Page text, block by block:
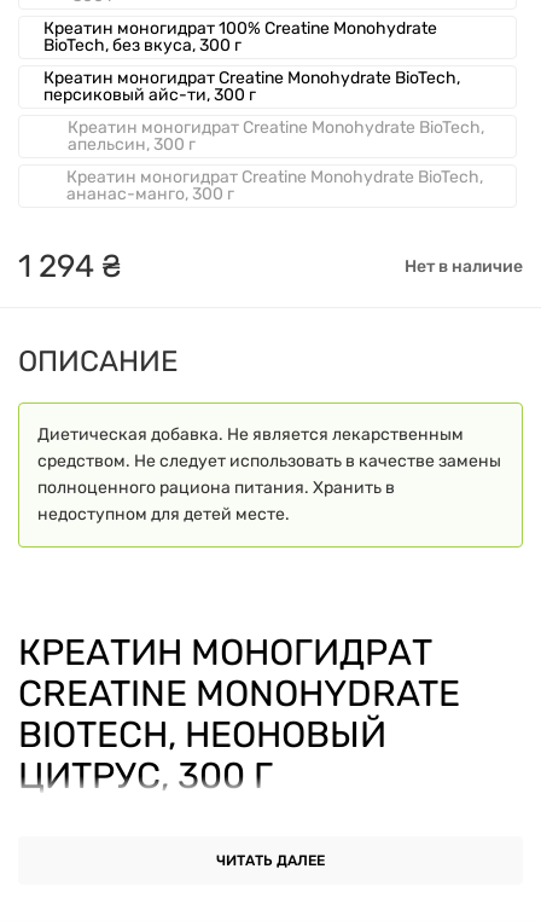
Креатин моногидрат 100% Creatine Monohydrate
BioTech, без вкуса, 300 г
Креатин моногидрат Creatine Monohydrate BioTech,
персиковый айс-ти, 300 г
Креатин моногидрат Creatine Monohydrate BioTech,
апельсин, 300 г
Креатин моногидрат Creatine Monohydrate BioTech,
ананас-манго, 300 г
1 294 ₴ Нет в наличие
ОПИСАНИЕ
Диетическая добавка. Не является лекарственным
средством. Не следует использовать в качестве замены
полноценного рациона питания. Хранить в
недоступном для детей месте.
КРЕАТИН МОНОГИДРАТ
CREATINE MONOHYDRATE
BIOTECH, НЕОНОВЫЙ
ЦИТРУС, 300 Г
это современная добавка из категории спортивного
ЧИТАТЬ ДАЛЕЕ